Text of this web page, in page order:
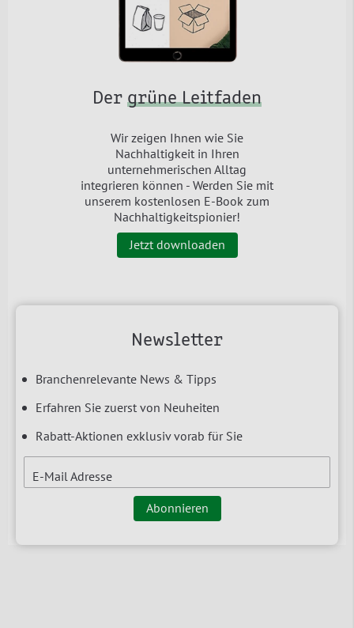
Newsletter
Branchenrelevante News & Tipps
Erfahren Sie zuerst von Neuheiten
Rabatt-Aktionen exklusiv vorab für Sie
E-Mail Adresse
Abonnieren
Der grüne Leitfaden
Wir zeigen Ihnen wie Sie
Nachhaltigkeit in Ihren
unternehmerischen Alltag
integrieren können - Werden Sie mit
unserem kostenlosen E-Book zum
Nachhaltigkeitspionier!
Jetzt downloaden